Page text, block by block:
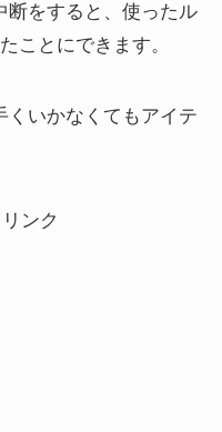
断をすると、使ったル
ことにできます。
くいかなくてもアイテ
ンク